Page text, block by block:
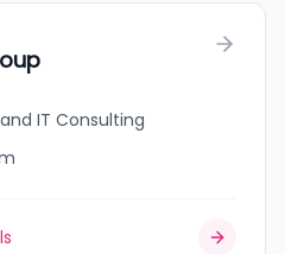
IT Consulting